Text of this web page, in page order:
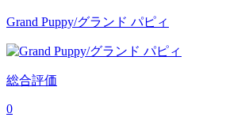
Grand Puppy/グランド パピィ
総合評価
0